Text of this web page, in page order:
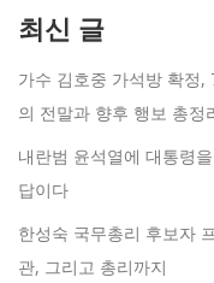
최신 글
가수 김호중 가석방 확정
의 전말과 향후 행보 총정
내란범 윤석열에 대통령
답이다
한성숙 국무총리 후보자
관, 그리고 총리까지